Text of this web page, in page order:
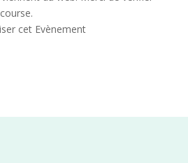
cet Evènement